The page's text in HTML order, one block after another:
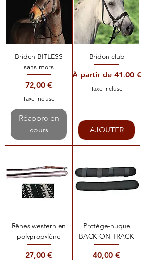
Bridon BITLESS
sans mors
Prix
72,00 €
Taxe Incluse
Réappro en
cours
Bridon club
À partir de 41,00 €
Prix promotionnel
Taxe Incluse
AJOUTER
Rênes western en
polypropylène
Prix
27,00 €
Protège-nuque
BACK ON TRACK
Prix
40,00 €